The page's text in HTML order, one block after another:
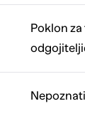
Poklon